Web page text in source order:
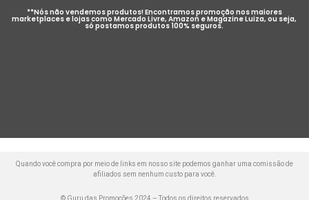
**Nós não vendemos produtos! Encontramos promoção nos maiores
marketplaces e lojas como Mercado Livre, Amazon e Magazine Luiza, ou seja,
só postamos produtos 100% seguros.
Quando você compra por meio de links em nosso site podemos ganhar uma comissão de
afiliados sem nenhum custo para você.
© Guru das Promoções 2024 – Todos os direitos reservados